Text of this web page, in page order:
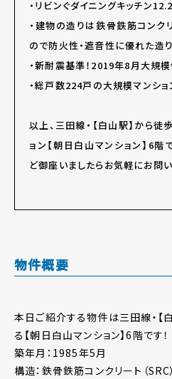
・リビンぐダイニングキッチン
・建物の造りは鉄骨鉄筋コンク
ので防火性・遮音性に優れた造り
・新耐震基準！2019年8月大規
・総戸数224戸の大規模マンショ
以上、三田線・【白山駅】から
ョン【朝日白山マンション】6階
ど御座いましたらお気軽にお問
物件概要
本日ご紹介する物件は三田線・【
る【朝日白山マンション】6階です！
築年月：1985年5月
構造：鉄骨鉄筋コンクリート（